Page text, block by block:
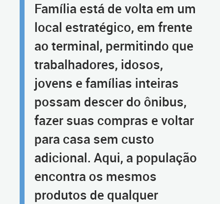
Família está de volta em um
local estratégico, em frente
ao terminal, permitindo que
trabalhadores, idosos,
jovens e famílias inteiras
possam descer do ônibus,
fazer suas compras e voltar
para casa sem custo
adicional. Aqui, a população
encontra os mesmos
produtos de qualquer